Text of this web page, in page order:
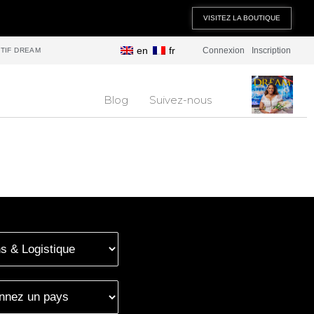
VISITEZ LA BOUTIQUE
DREAM en fr Connexion Inscription
Blog Suivez-nous